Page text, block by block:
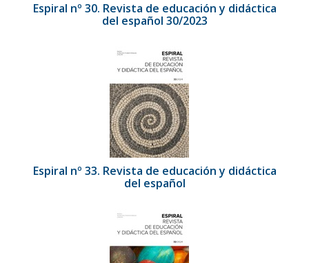
Espiral nº 30. Revista de educación y didáctica
del español 30/2023
Espiral nº 33. Revista de educación y didáctica
del español